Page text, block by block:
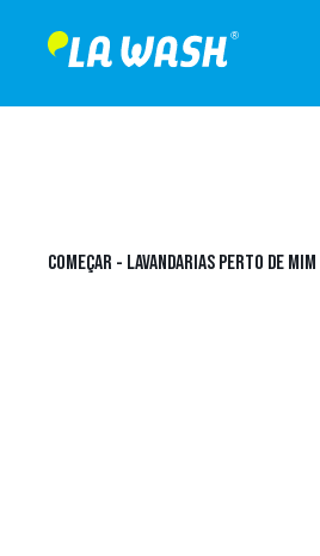
COMEÇAR - LAVANDARIAS PERTO DE MIM